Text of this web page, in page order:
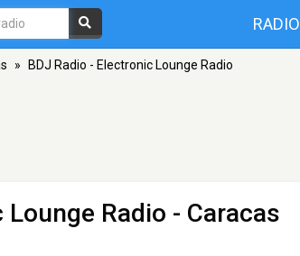
RADIO
» BDJ Radio - Electronic Lounge Radio
Lounge Radio - Caracas